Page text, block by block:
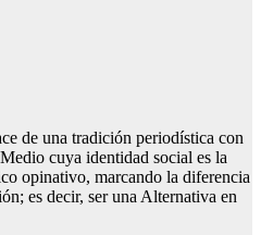
de una tradición periodística con
cuya identidad social es la
opinativo, marcando la diferencia
es decir, ser una Alternativa en